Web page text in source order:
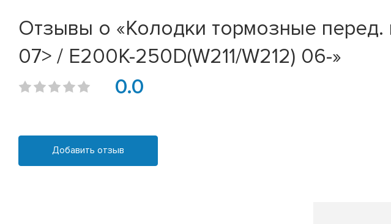
Отзывы о «Колодки тормозные перед.
07> / E200K-250D(W211/W212) 06-»
0.0
Добавить отзыв